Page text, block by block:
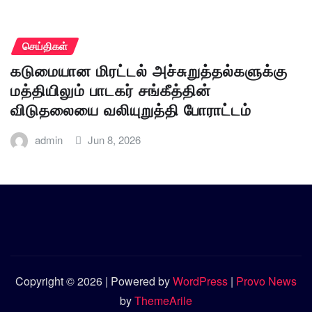
செய்திகள்
கடுமையான மிரட்டல் அச்சுறுத்தல்களுக்கு
மத்தியிலும் பாடகர் சங்கீத்தின்
விடுதலையை வலியுறுத்தி போராட்டம்
admin Jun 8, 2026
Copyright © 2026 | Powered byWordPress | Provo News
byThemeArile